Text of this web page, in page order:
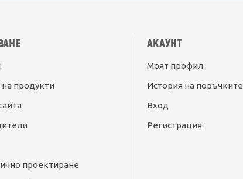
продукти
проектиране
АКАУНТ
Моят профил
История на поръчките
Вход
Регистрация